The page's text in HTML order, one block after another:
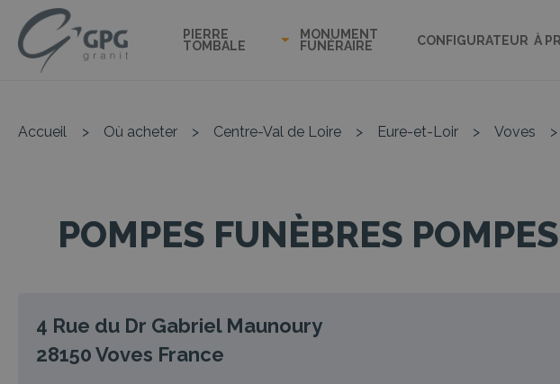
PIERRE
TOMBALE
MONUMENT
FUNÉRAIRE
CONFIGURATEUR À
Accueil > Où acheter > Centre-Val de Loire > Eure-et-Loir > Voves >
POMPES FUNÈBRES
4 Rue du Dr Gabriel Maunoury
28150Voves France